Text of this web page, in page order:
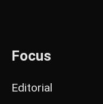
Focus
Editorial